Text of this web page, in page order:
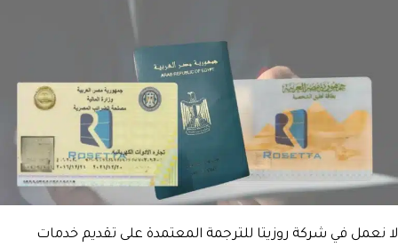
لا نعمل في شركة روزيتا للترجمة المعتمدة على تقديم خدمات